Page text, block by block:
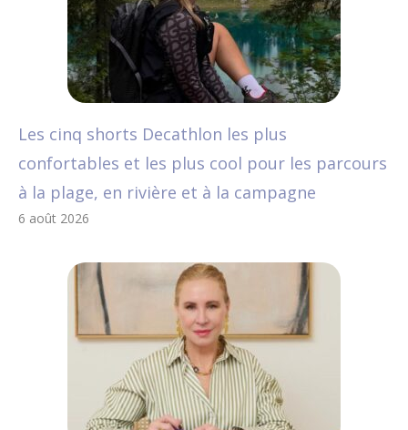
Les cinq shorts Decathlon les plus
confortables et les plus cool pour les parcours
à la plage, en rivière et à la campagne
6 août 2026